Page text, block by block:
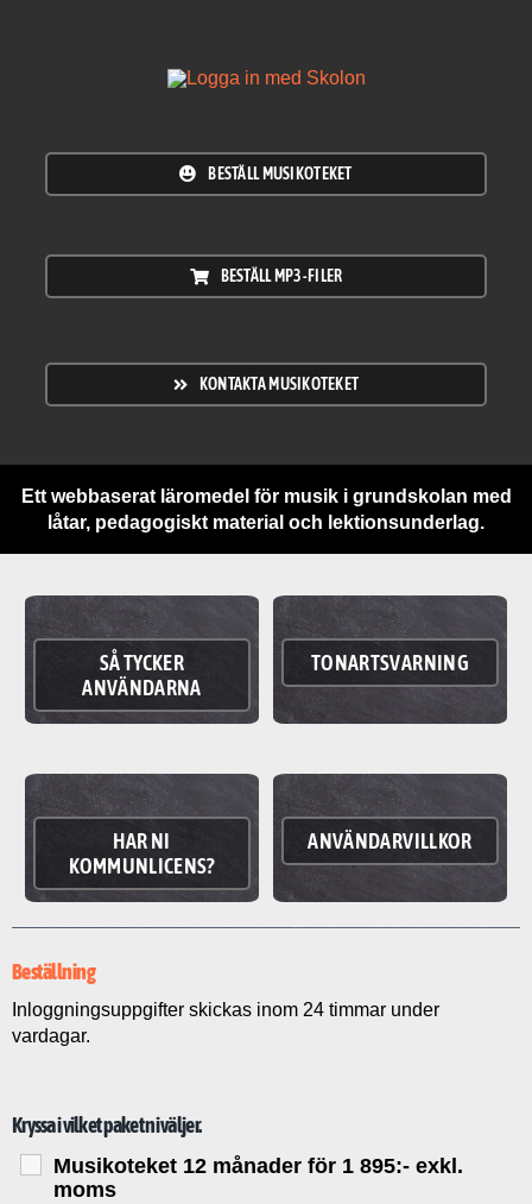
BESTÄLL MUSIKOTEKET
BESTÄLL MP3-FILER
KONTAKTA MUSIKOTEKET
Ett webbaserat läromedel för musik i grundskolan med
låtar, pedagogiskt material och lektionsunderlag.
SÅ TYCKER
ANVÄNDARNA
TONARTSVARNING
HAR NI
KOMMUNLICENS?
ANVÄNDARVILLKOR
Beställning
Inloggningsuppgifter skickas inom 24 timmar under
vardagar.
Kryssa i vilket paket ni väljer.
Musikoteket 12 månader för 1 895:- exkl.
moms